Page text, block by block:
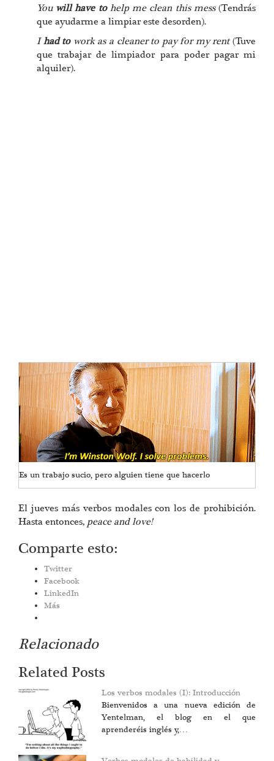
You will have tohelp me clean this mess(Tendrás
que ayudarme a limpiar este desorden).
Ihad towork as a cleaner to pay for my rent(Tuve
que trabajar de limpiador para poder pagar mi
alquiler).
Es un trabajo sucio, pero alguien tiene que hacerlo
El jueves más verbos modales con los de prohibición.
Hasta entonces, peace and love!
Comparte esto:
Twitter
Facebook
LinkedIn
Más
Relacionado
Related Posts
Los verbos modales (I): Introducción
Bienvenidos a una nueva edición de
Yentelman, el blog en el que
aprenderéis inglés y,…